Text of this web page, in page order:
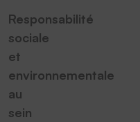
Responsabilité
sociale
et
environnementale
au
sein